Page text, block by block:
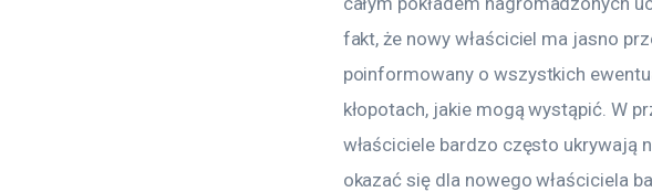
fakt, że nowy właściciel ma jasno
poinformowany o wszystkich
kłopotach, jakie mogą wystąpić. W
właściciele bardzo często ukrywają
okazać się dla nowego właściciela